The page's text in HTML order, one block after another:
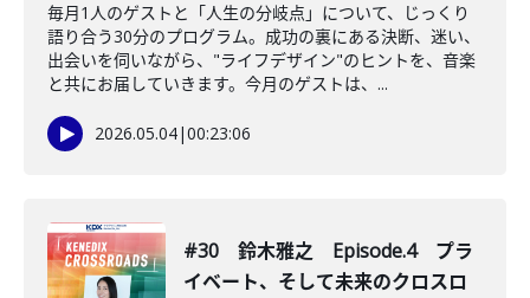
毎月1人のゲストと「人生の分岐点」について、じっくり
語り合う30分のプログラム。成功の裏にある決断、迷い、
出会いを伺いながら、"ライフデザイン"のヒントを、音楽
と共にお届していきます。今月のゲストは、...
2026.05.04|00:23:06
#30 鈴木雅之 Episode.4 プラ
イベート、そして未来のクロスロ